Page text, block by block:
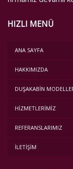
HIZLI MENÜ
ANA SAYFA
HAKKIMIZDA
DUŞAKABİN
HİZMETLERİMİZ
REFERANSLARIMIZ
İLETİŞİM